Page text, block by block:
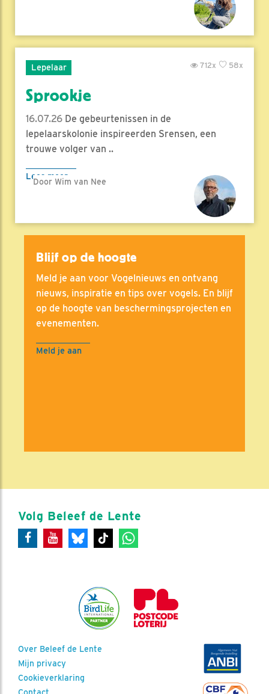
Lepelaar 58x
712x
Sprookje
16.07.26 De gebeurtenissen in de
lepelaarskolonie inspireerden Srensen, een
trouwe volger van ..
Lees meer
Door Wim van Nee
Blijf op de hoogte
Meld je aan voor Vogelnieuws en ontvang
nieuws, inspiratie en tips over vogels. En blijf
op de hoogte van beschermingsprojecten en
evenementen.
Meld je aan
Volg Beleef de Lente
Over Beleef de Lente
Mijn privacy
Cookieverklaring